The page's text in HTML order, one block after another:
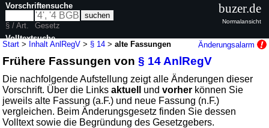
Start > Inhalt AnlRegV > § 14 >alte Fassungen Änderungsalarm
Frühere Fassungen von§ 14 AnlRegV
Die nachfolgende Aufstellung zeigt alle Änderungen dieser
Vorschrift. Über die Linksaktuell undvorher können Sie
jeweils alte Fassung (a.F.) und neue Fassung (n.F.)
vergleichen. Beim Änderungsgesetz finden Sie dessen
Volltext sowie die Begründung des Gesetzgebers.
Vorschriftensuche
§ / Art.
Gesetz
Volltextsuche
nur in AnlRegV
buzer.de
Normalansicht